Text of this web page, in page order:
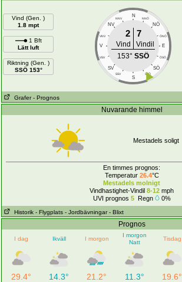
Vind (Gen. )
1.8 mpt
1 Bft
Lätt luft
Riktning (Gen. )
SSÖ 153°
N
NNV NNÖ
NV NÖ
VNV ÖNÖ
V E
VSV ÖSÖ
SV SÖ
SSV SSÖ
S
2 7
Vind
Vindil
153° SSÖ
Grafer - Prognos
Nuvarande himmel
Mestadels soligt
En timmes prognos:
Temperatur 26.4°C
Mestadels molnigt
Vindhastighet-Vindil 8-12 mph
UVI prognos 5Regn 0%
Historik - Flygplats - Jordbävningar - Blixt
Prognos
I dag Ikväll I morgon
I morgon
Natt
Tisdag
29.4° 14.3° 21.2° 11.3° 19.6°